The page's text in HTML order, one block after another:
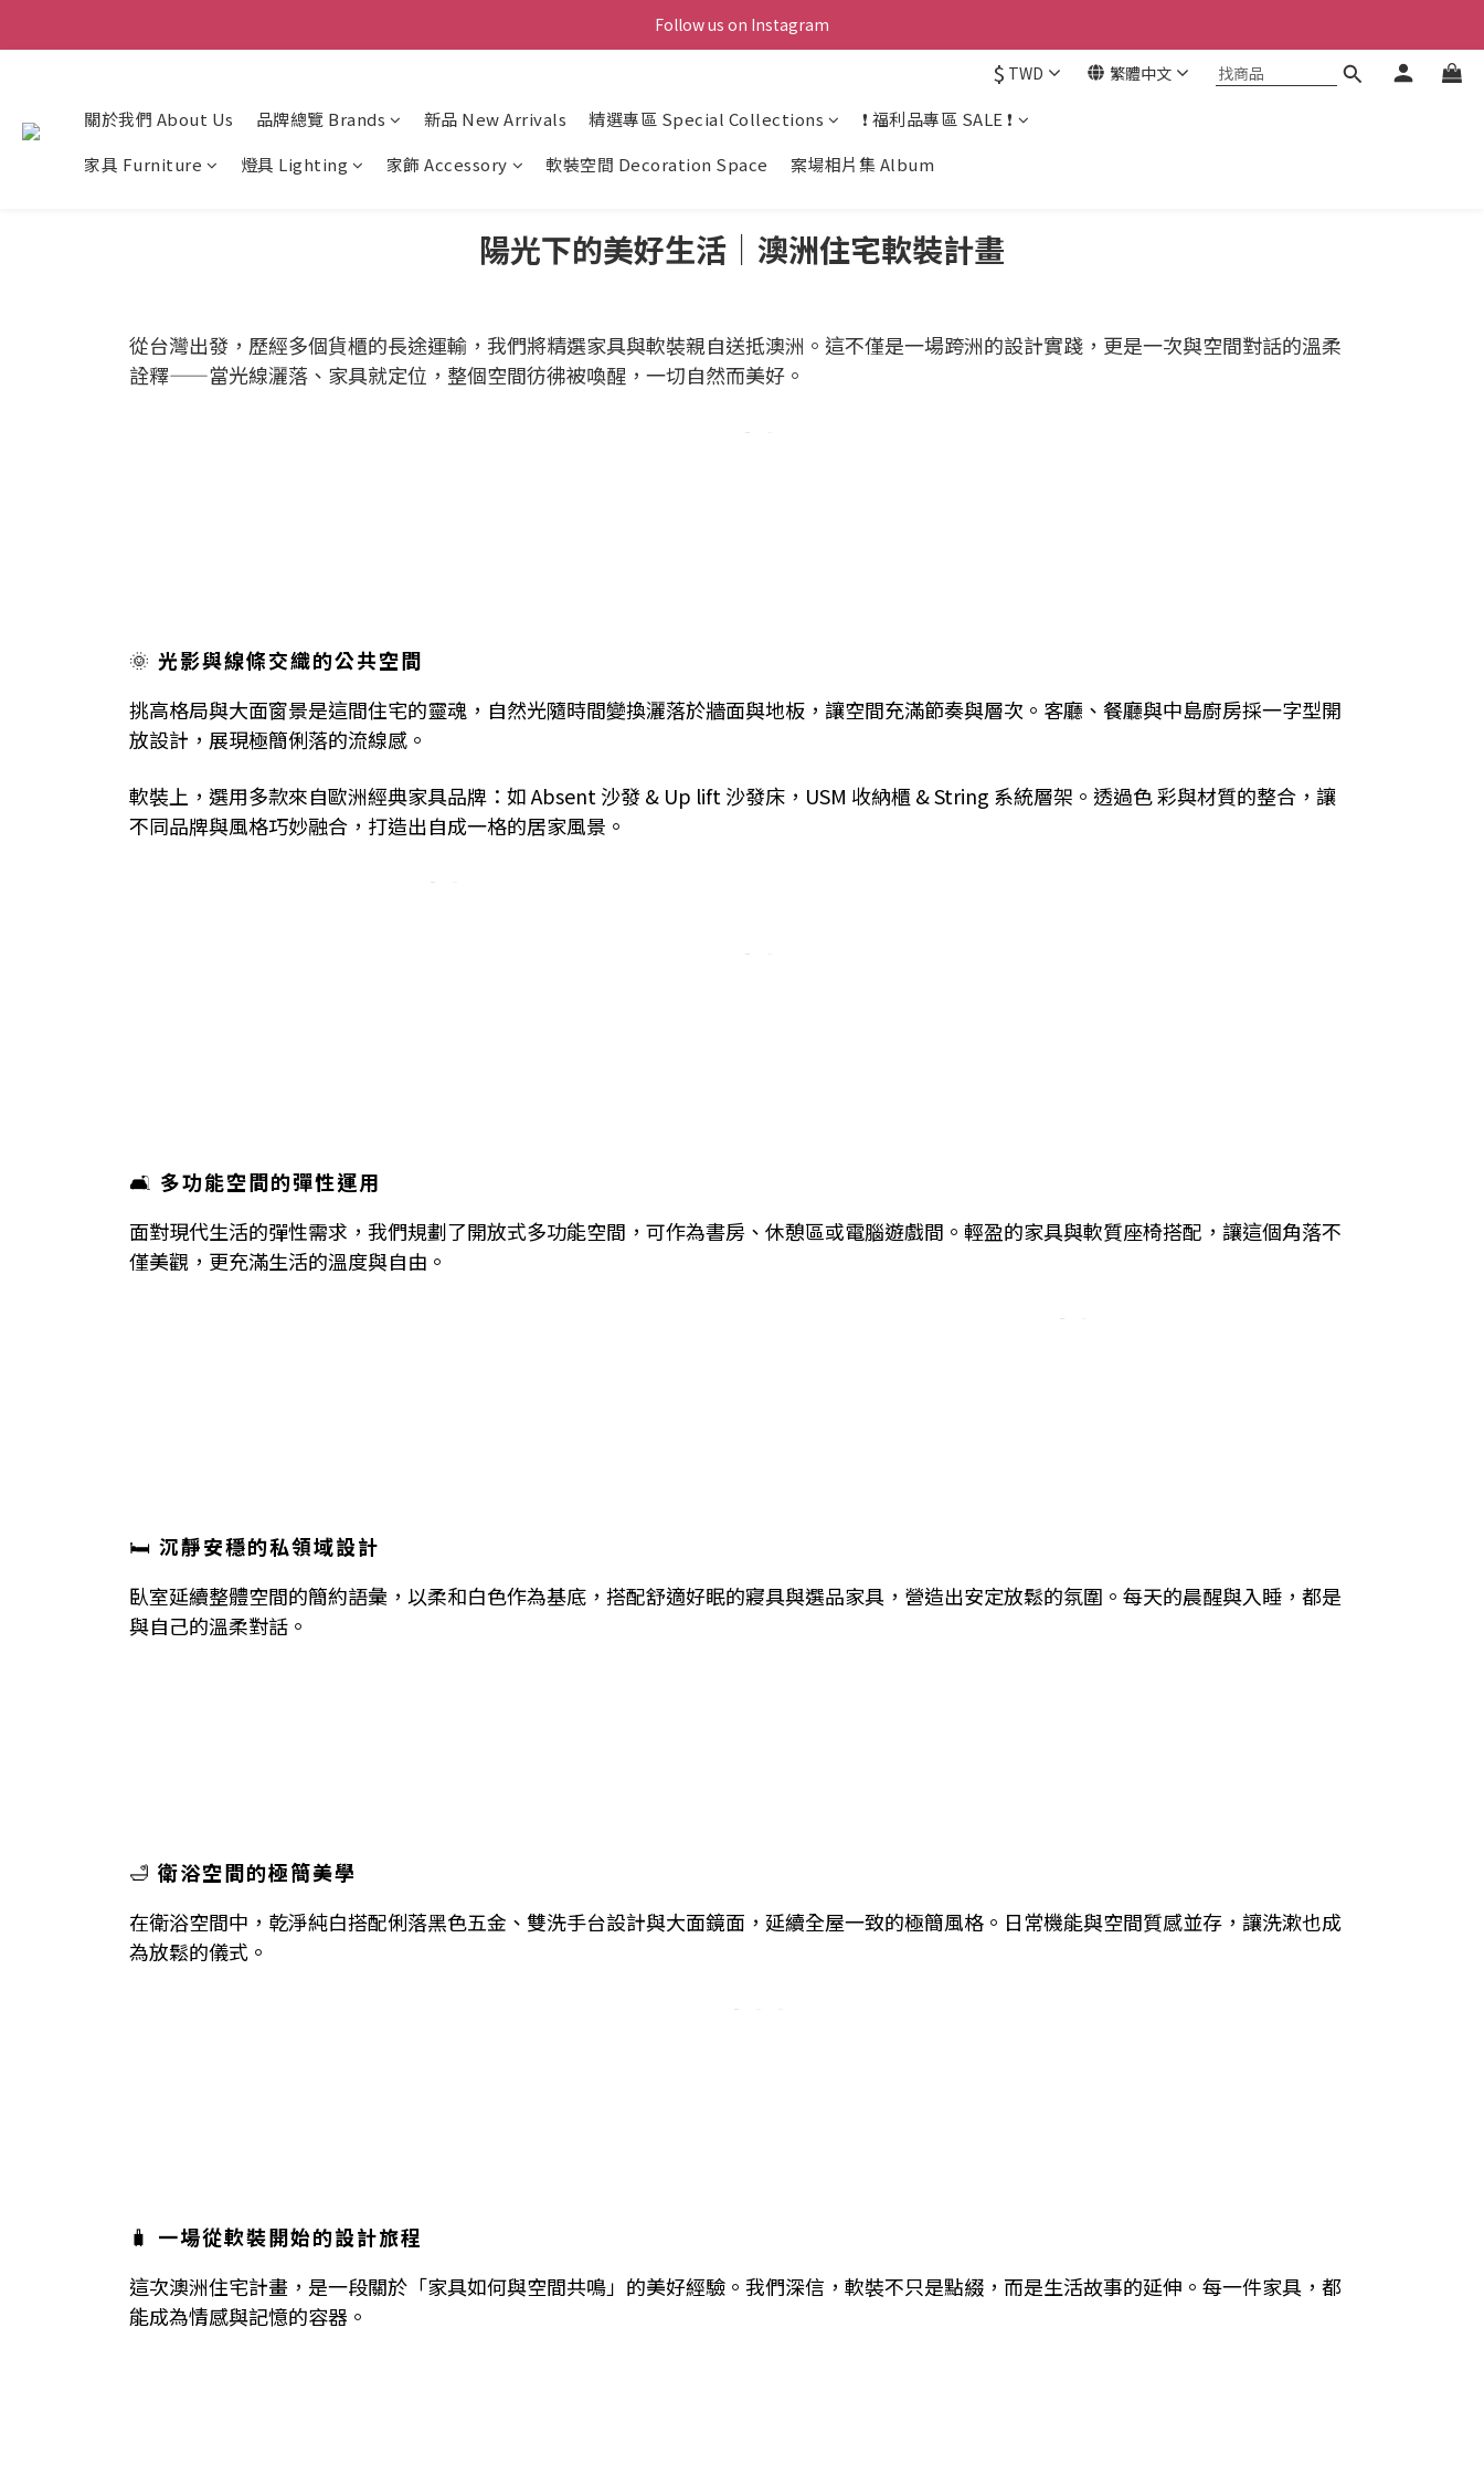
Follow us on Instagram
$ TWD 繁體中文
關於我們 About Us 品牌總覽 Brands 新品 New Arrivals 精選專區 Special Collections
❗ 福利品專區 SALE ❗
家具 Furniture
燈具 Lighting 家飾 Accessory 軟裝空間 Decoration Space 案場相片集 Album
陽光下的美好生活｜澳洲住宅軟裝計畫
從台灣出發，歷經多個貨櫃的長途運輸，我們將精選家具與軟裝親自送抵澳洲。這不僅是一場跨洲的設計實踐，更是一次與空間對話的溫柔
詮釋——當光線灑落、家具就定位，整個空間彷彿被喚醒，一切自然而美好。
🌞 光影與線條交織的公共空間
挑高格局與大面窗景是這間住宅的靈魂，自然光隨時間變換灑落於牆面與地板，讓空間充滿節奏與層次。客廳、餐廳與中島廚房採一字型開
放設計，展現極簡俐落的流線感。
軟裝上，選用多款來自歐洲經典家具品牌：如 Absent 沙發 & Up lift 沙發床，USM 收納櫃 & String 系統層架。透過色 彩與材質的整合，讓
不同品牌與風格巧妙融合，打造出自成一格的居家風景。
🛋 多功能空間的彈性運用
面對現代生活的彈性需求，我們規劃了開放式多功能空間，可作為書房、休憩區或電腦遊戲間。輕盈的家具與軟質座椅搭配，讓這個角落不
僅美觀，更充滿生活的溫度與自由。
🛏 沉靜安穩的私領域設計
臥室延續整體空間的簡約語彙，以柔和白色作為基底，搭配舒適好眠的寢具與選品家具，營造出安定放鬆的氛圍。每天的晨醒與入睡，都是
與自己的溫柔對話。
🛁 衛浴空間的極簡美學
在衛浴空間中，乾淨純白搭配俐落黑色五金、雙洗手台設計與大面鏡面，延續全屋一致的極簡風格。日常機能與空間質感並存，讓洗漱也成
為放鬆的儀式。
🧳 一場從軟裝開始的設計旅程
這次澳洲住宅計畫，是一段關於「家具如何與空間共鳴」的美好經驗。我們深信，軟裝不只是點綴，而是生活故事的延伸。每一件家具，都
能成為情感與記憶的容器。